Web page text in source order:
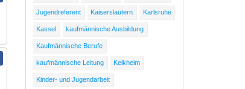
Jugendreferent Kaiserslautern Karlsruhe
Kassel kaufmännische Ausbildung
Kaufmännische Berufe
kaufmännische Leitung Kelkheim
Kinder- und Jugendarbeit